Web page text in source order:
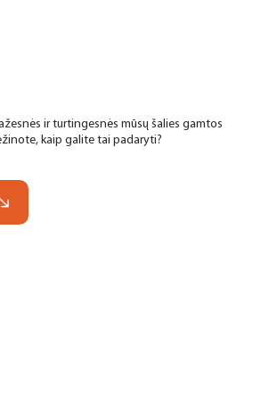
ir turtingesnės mūsų šalies gamtos
kaip galite tai padaryti?